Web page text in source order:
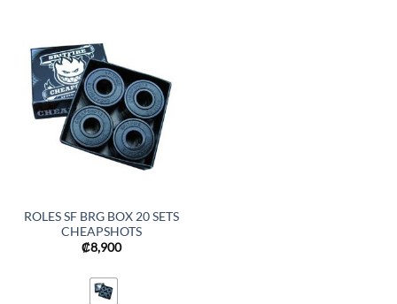
ROLES SF BRG BOX 20 SETS
CHEAPSHOTS
₡8,900